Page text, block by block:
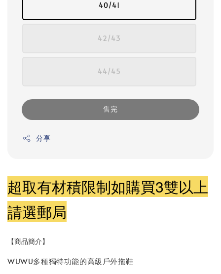
40/41
42/43
44/45
售完
分享
超取有材積限制如購買3雙以上
請選郵局
【商品簡介】
WUWU多種獨特功能的高級戶外拖鞋